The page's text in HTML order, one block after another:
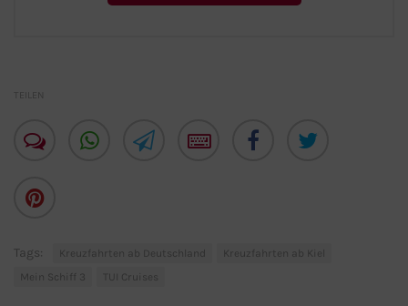
Tags: Kreuzfahrten ab Deutschland
Kreuzfahrten ab Kiel
Mein Schiff 3
TUI Cruises